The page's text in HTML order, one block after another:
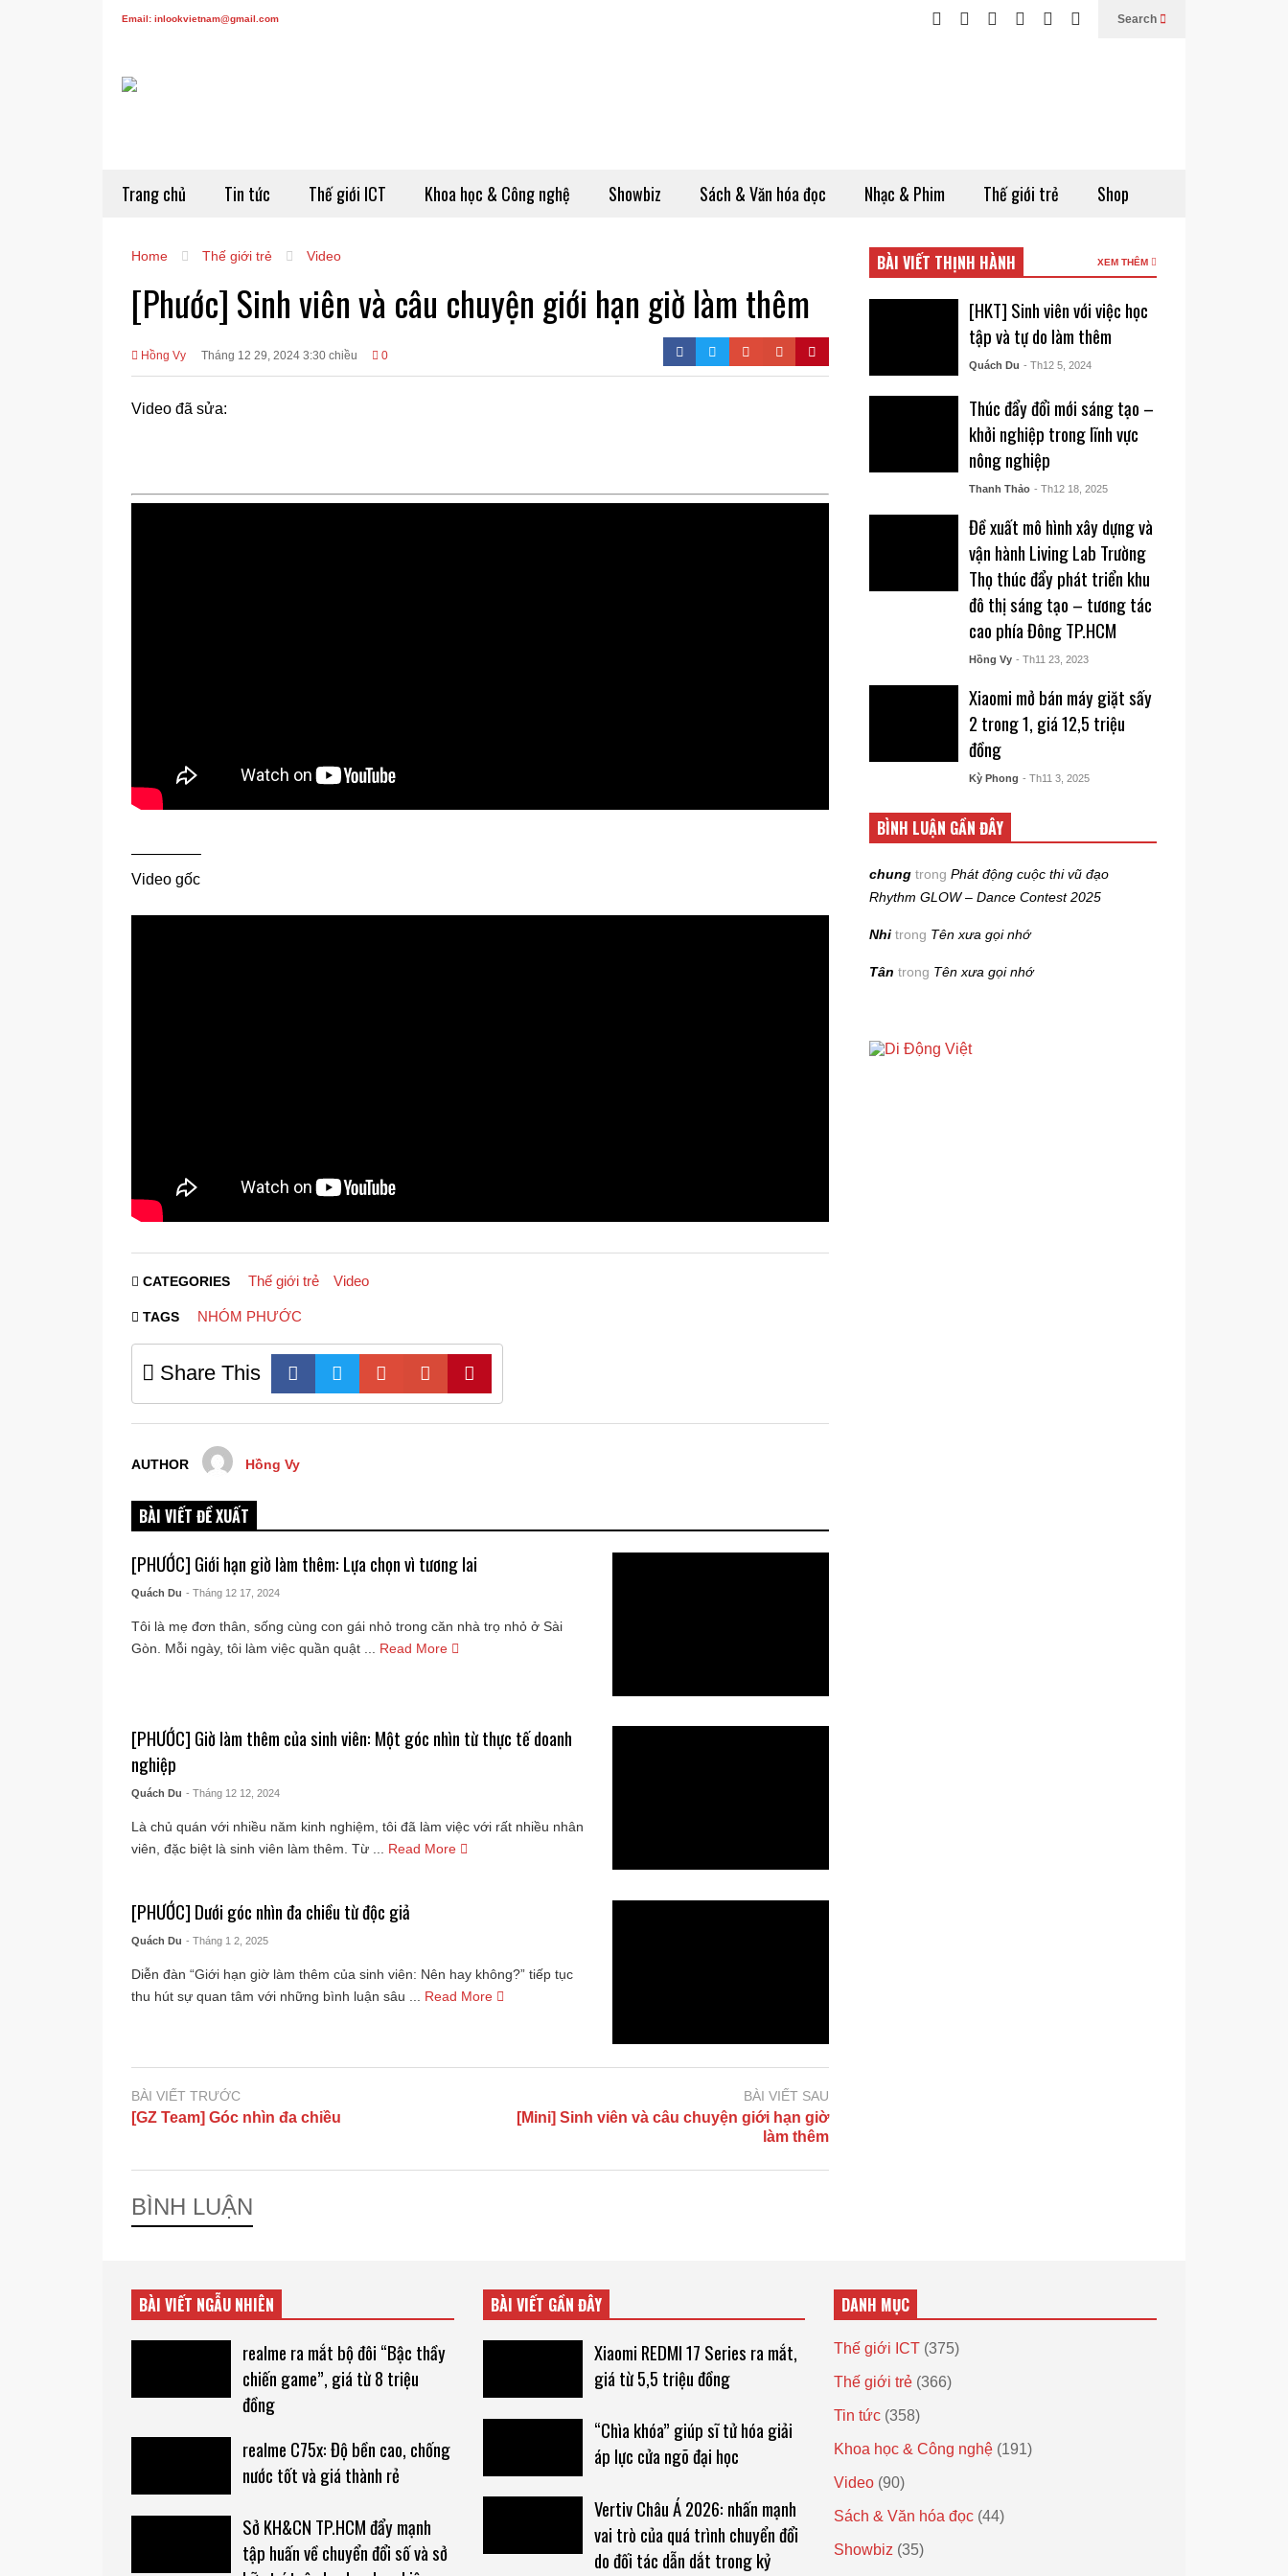
Email: inlookvietnam@gmail.com Search
Trang chủ Tin tức Thế giới ICT Khoa học & Công nghệ Showbiz Sách & Văn hóa đọc Nhạc & Phim Thế giới trẻ Shop
Home Thế giới trẻ Video
[Phước] Sinh viên và câu chuyện giới hạn giờ làm thêm
Hồng Vy Tháng 12 29, 2024 3:30 chiều 0
Video đã sửa:
————–
Video gốc
CATEGORIES Thế giới trẻ Video
TAGS NHÓM PHƯỚC
Share This
AUTHOR Hồng Vy
BÀI VIẾT ĐỀ XUẤT
[PHƯỚC] Giới hạn giờ làm thêm: Lựa chọn vì tương lai
Quách Du - Tháng 12 17, 2024
Tôi là mẹ đơn thân, sống cùng con gái nhỏ trong căn nhà trọ nhỏ ở Sài
Gòn. Mỗi ngày, tôi làm việc quần quật ...
Read More
[PHƯỚC] Giờ làm thêm của sinh viên: Một góc nhìn từ thực tế doanh
nghiệp
Quách Du - Tháng 12 12, 2024
Là chủ quán với nhiều năm kinh nghiệm, tôi đã làm việc với rất nhiều nhân
viên, đặc biệt là sinh viên làm thêm. Từ ...
Read More
[PHƯỚC] Dưới góc nhìn đa chiều từ độc giả
Quách Du - Tháng 1 2, 2025
Diễn đàn “Giới hạn giờ làm thêm của sinh viên: Nên hay không?” tiếp tục
thu hút sự quan tâm với những bình luận sâu ... Read More
BÀI VIẾT TRƯỚC
[GZ Team] Góc nhìn đa chiều
BÀI VIẾT SAU
[Mini] Sinh viên và câu chuyện giới hạn giờ
làm thêm
BÌNH LUẬN
BÀI VIẾT THỊNH HÀNH XEM THÊM
[HKT] Sinh viên với việc học
tập và tự do làm thêm
Quách Du - Th12 5, 2024
Thúc đẩy đổi mới sáng tạo –
khởi nghiệp trong lĩnh vực
nông nghiệp
Thanh Thảo - Th12 18, 2025
Đề xuất mô hình xây dựng và
vận hành Living Lab Trường
Thọ thúc đẩy phát triển khu
đô thị sáng tạo – tương tác
cao phía Đông TP.HCM
Hồng Vy - Th11 23, 2023
Xiaomi mở bán máy giặt sấy
2 trong 1, giá 12,5 triệu
đồng
Kỳ Phong - Th11 3, 2025
BÌNH LUẬN GẦN ĐÂY
chung trongPhát động cuộc thi vũ đạo
Rhythm GLOW – Dance Contest 2025
Nhi trong Tên xưa gọi nhớ
Tân trong Tên xưa gọi nhớ
BÀI VIẾT NGẪU NHIÊN
realme ra mắt bộ đôi “Bậc thầy
chiến game”, giá từ 8 triệu
đồng
realme C75x: Độ bền cao, chống
nước tốt và giá thành rẻ
Sở KH&CN TP.HCM đẩy mạnh
tập huấn về chuyển đổi số và sở
BÀI VIẾT GẦN ĐÂY
Xiaomi REDMI 17 Series ra mắt,
giá từ 5,5 triệu đồng
“Chìa khóa” giúp sĩ tử hóa giải
áp lực cửa ngõ đại học
Vertiv Châu Á 2026: nhấn mạnh
vai trò của quá trình chuyển đổi
do đối tác dẫn dắt trong kỷ
DANH MỤC
Thế giới ICT (375)
Thế giới trẻ (366)
Tin tức (358)
Khoa học & Công nghệ (191)
Video (90)
Sách & Văn hóa đọc (44)
Showbiz (35)